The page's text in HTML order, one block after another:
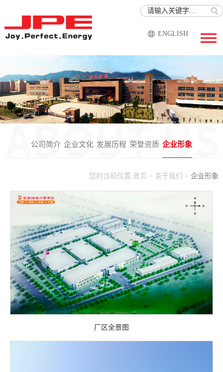
ENGLISH
公司简介 企业文化 发展历程 荣誉资质 企业形象
您的当前位置:首页 > 关于我们 >企业形象
厂区全景图